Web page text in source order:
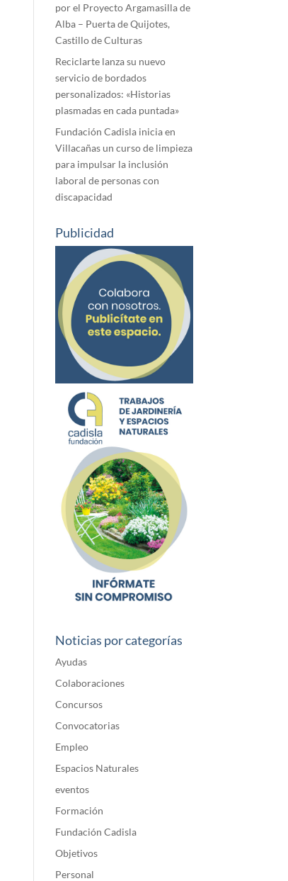
por el Proyecto Argamasilla de
Alba – Puerta de Quijotes,
Castillo de Culturas
Reciclarte lanza su nuevo
servicio de bordados
personalizados: «Historias
plasmadas en cada puntada»
Fundación Cadisla inicia en
Villacañas un curso de limpieza
para impulsar la inclusión
laboral de personas con
discapacidad
Publicidad
Noticias por categorías
Ayudas
Colaboraciones
Concursos
Convocatorias
Empleo
Espacios Naturales
eventos
Formación
Fundación Cadisla
Objetivos
Personal